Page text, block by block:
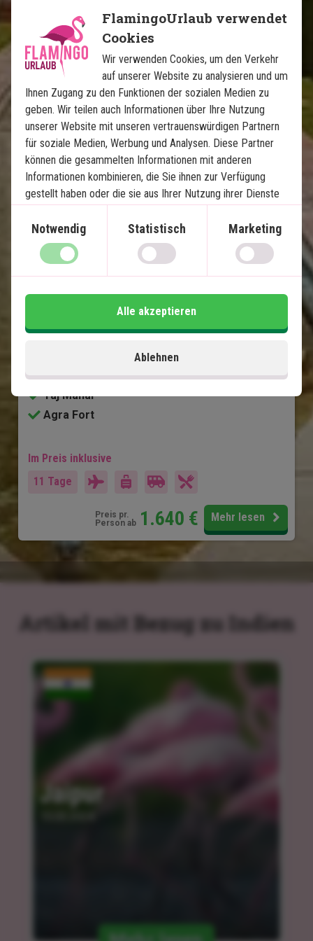
Preis pr.
Person ab 1.360
Indien
Karte ansehen
Indiens Goldenes Dreieck mit
Tigersafaris
8 Nächte Rundreise
Old Delhi
Jarpur
Ranthambore National Park
Taj Mahal
Agra Fort
Im Preis inklusive
11 Tage
Preis pr.
Person ab 1.640 € Mehr lesen
Artikel mit Bezug zu Indien
Jaipur
FlamingoUrlaub verwendet
Cookies
Wir verwenden Cookies, um den Verkehr
auf unserer Website zu analysieren und um
Ihnen Zugang zu den Funktionen der sozialen Medien zu
geben. Wir teilen auch Informationen über Ihre Nutzung
unserer Website mit unseren vertrauenswürdigen Partnern
für soziale Medien, Werbung und Analysen. Diese Partner
können die gesammelten Informationen mit anderen
Informationen kombinieren, die Sie ihnen zur Verfügung
gestellt haben oder die sie aus Ihrer Nutzung ihrer Dienste
Notwendig Statistisch Marketing
Ablehnen
Alle akzeptieren